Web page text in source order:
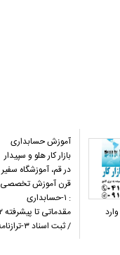
آموزش حسابداری
بازار کار هلو و سپیدار
در قم، آموزشگاه سفیر
قرن آموزش تخصصی
: ۱-حسابداری
/ ثبت اسناد ۳-ترازنامه و اظهار …